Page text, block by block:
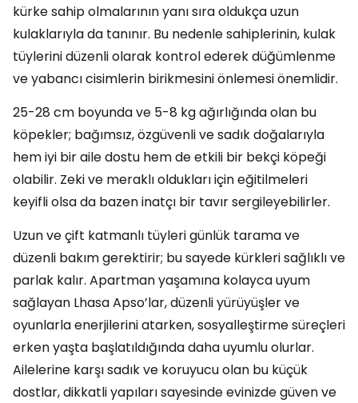
kürke sahip olmalarının yanı sıra oldukça uzun
kulaklarıyla da tanınır. Bu nedenle sahiplerinin, kulak
tüylerini düzenli olarak kontrol ederek düğümlenme
ve yabancı cisimlerin birikmesini önlemesi önemlidir.
25-28 cm boyunda ve 5-8 kg ağırlığında olan bu
köpekler; bağımsız, özgüvenli ve sadık doğalarıyla
hem iyi bir aile dostu hem de etkili bir bekçi köpeği
olabilir. Zeki ve meraklı oldukları için eğitilmeleri
keyifli olsa da bazen inatçı bir tavır sergileyebilirler.
Uzun ve çift katmanlı tüyleri günlük tarama ve
düzenli bakım gerektirir; bu sayede kürkleri sağlıklı ve
parlak kalır. Apartman yaşamına kolayca uyum
sağlayan Lhasa Apso’lar, düzenli yürüyüşler ve
oyunlarla enerjilerini atarken, sosyalleştirme süreçleri
erken yaşta başlatıldığında daha uyumlu olurlar.
Ailelerine karşı sadık ve koruyucu olan bu küçük
dostlar, dikkatli yapıları sayesinde evinizde güven ve